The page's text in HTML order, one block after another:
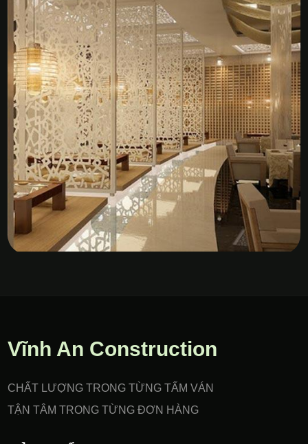
Vĩnh An Construction
CHẤT LƯỢNG TRONG TỪNG TẤM VÁN
TẬN TÂM TRONG TỪNG ĐƠN HÀNG